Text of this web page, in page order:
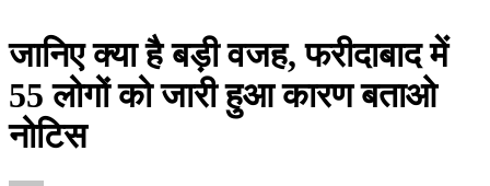
जानिए क्या है बड़ी वजह, फरीदाबाद में
55 लोगों को जारी हुआ कारण बताओ
नोटिस